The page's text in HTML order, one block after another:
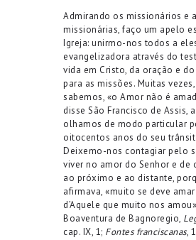
Admirando os missionários e
missionárias, faço um apelo
Igreja: unirmo-nos todos a
evangelizadora através do
vida em Cristo, da oração e
para as missões. Muitas
sabemos, «o Amor não é
disse São Francisco de Assis,
olhamos de modo particular
oitocentos anos do seu
Deixemo-nos contagiar pelo
viver no amor do Senhor e de
ao próximo e ao distante,
afirmava, «muito se deve
d’Aquele que muito nos
Boaventura de Bagnoregio,
cap. IX, 1; Fontes franciscanas,